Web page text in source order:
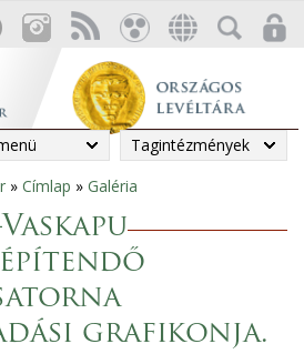
Tagintézmények
» Címlap » Galéria
grafikonja.